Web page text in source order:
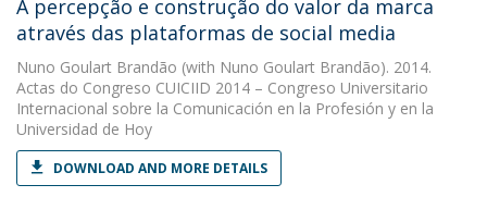
A percepção e construção do valor da marca
através das plataformas de social media
Nuno Goulart Brandão (with Nuno Goulart Brandão). 2014.
Actas do Congreso CUICIID 2014 – Congreso Universitario
Internacional sobre la Comunicación en la Profesión y en la
Universidad de Hoy
DOWNLOAD AND MORE DETAILS